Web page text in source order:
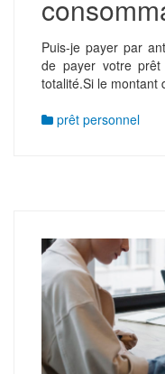
Puis-je payer par
de payer votre
totalité.Si le
prêt personnel